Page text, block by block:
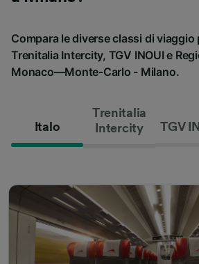
Compara le diverse classi di
Trenitalia Intercity, TGV INOUI e
Monaco—Monte-Carlo - Milano.
Italo
Trenitalia
Intercity
TGV